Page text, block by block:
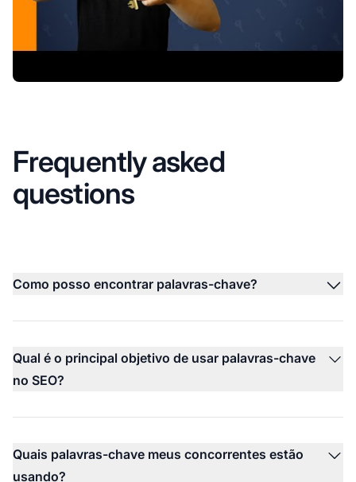
Frequently asked
questions
Como posso encontrar palavras-chave?
Qual é o principal objetivo de usar palavras-chave
no SEO?
Quais palavras-chave meus concorrentes estão
usando?